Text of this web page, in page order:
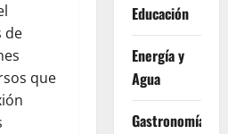
de
que
Educación
Energía y
Agua
Gastronomía